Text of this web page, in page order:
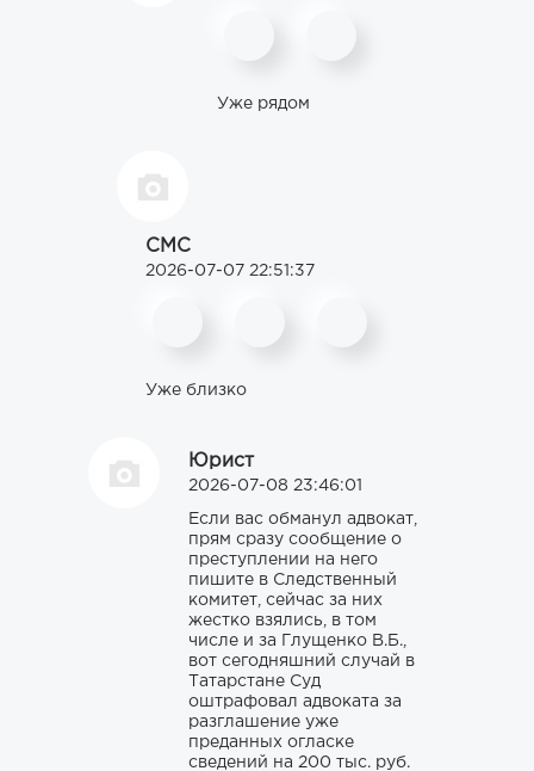
Уже рядом
СМС
2026-07-07 22:51:37
Уже близко
Юрист
2026-07-08 23:46:01
Если вас обманул адвокат,
прям сразу сообщение о
преступлении на него
пишите в Следственный
комитет, сейчас за них
жестко взялись, в том
числе и за Глущенко В.Б.,
вот сегодняшний случай в
Татарстане Суд
оштрафовал адвоката за
разглашение уже
преданных огласке
сведений на 200 тыс. руб.